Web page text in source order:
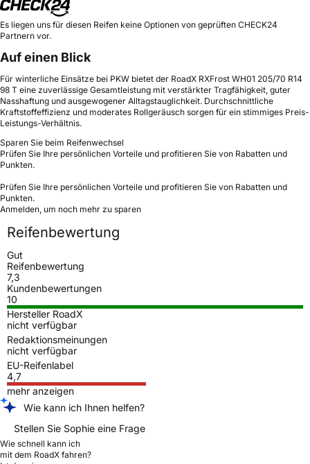
Es liegen uns für diesen Reifen keine Optionen von geprüften CHECK24
Partnern vor.
Auf einen Blick
Für winterliche Einsätze bei PKW bietet der RoadX RXFrost WH01 205/70 R14
98 T eine zuverlässige Gesamtleistung mit verstärkter Tragfähigkeit, guter
Nasshaftung und ausgewogener Alltagstauglichkeit. Durchschnittliche
Kraftstoffeffizienz und moderates Rollgeräusch sorgen für ein stimmiges Preis-
Leistungs-Verhältnis.
Sparen Sie beim Reifenwechsel
Prüfen Sie Ihre persönlichen Vorteile und profitieren Sie von Rabatten und
Punkten.
Prüfen Sie Ihre persönlichen Vorteile und profitieren Sie von Rabatten und
Punkten.
Anmelden, um noch mehr zu sparen
Reifenbewertung
Gut
Reifenbewertung
7,3
Kundenbewertungen
10
Hersteller RoadX
nicht verfügbar
Redaktionsmeinungen
nicht verfügbar
EU-Reifenlabel
4,7
mehr anzeigen
Wie kann ich Ihnen helfen?
Stellen Sie Sophie eine Frage
Wie schnell kann ich
mit dem RoadX fahren?